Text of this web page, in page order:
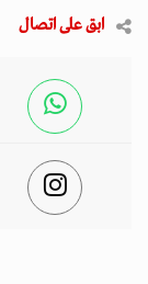
ابق على اتصال